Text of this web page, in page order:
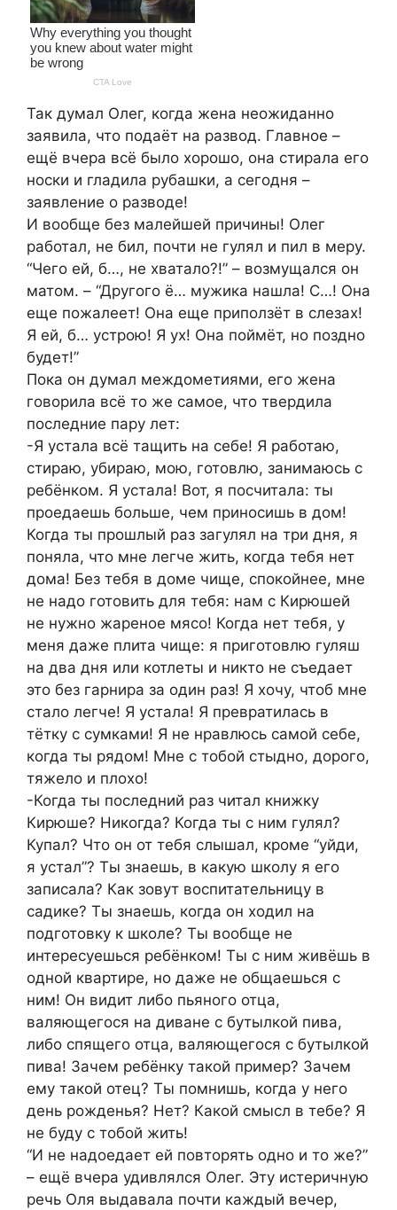
Так думал Олег, когда жена неожиданно
заявила, что подаёт на развод. Главное –
ещё вчера всё было хорошо, она стирала его
носки и гладила рубашки, а сегодня –
заявление о разводе!
И вообще без малейшей причины! Олег
работал, не бил, почти не гулял и пил в меру.
“Чего ей, б…, не хватало?!” – возмущался он
матом. – “Другого ё… мужика нашла! С…! Она
еще пожалеет! Она еще приползёт в слезах!
Я ей, б… устрою! Я ух! Она поймёт, но поздно
будет!”
Пока он думал междометиями, его жена
говорила всё то же самое, что твердила
последние пару лет:
-Я устала всё тащить на себе! Я работаю,
стираю, убираю, мою, готовлю, занимаюсь с
ребёнком. Я устала! Вот, я посчитала: ты
проедаешь больше, чем приносишь в дом!
Когда ты прошлый раз загулял на три дня, я
поняла, что мне легче жить, когда тебя нет
дома! Без тебя в доме чище, спокойнее, мне
не надо готовить для тебя: нам с Кирюшей
не нужно жареное мясо! Когда нет тебя, у
меня даже плита чище: я приготовлю гуляш
на два дня или котлеты и никто не съедает
это без гарнира за один раз! Я хочу, чтоб мне
стало легче! Я устала! Я превратилась в
тётку с сумками! Я не нравлюсь самой себе,
когда ты рядом! Мне с тобой стыдно, дорого,
тяжело и плохо!
-Когда ты последний раз читал книжку
Кирюше? Никогда? Когда ты с ним гулял?
Купал? Что он от тебя слышал, кроме “уйди,
я устал”? Ты знаешь, в какую школу я его
записала? Как зовут воспитательницу в
садике? Ты знаешь, когда он ходил на
подготовку к школе? Ты вообще не
интересуешься ребёнком! Ты с ним живёшь в
одной квартире, но даже не общаешься с
ним! Он видит либо пьяного отца,
валяющегося на диване с бутылкой пива,
либо спящего отца, валяющегося с бутылкой
пива! Зачем ребёнку такой пример? Зачем
ему такой отец? Ты помнишь, когда у него
день рожденья? Нет? Какой смысл в тебе? Я
не буду с тобой жить!
“И не надоедает ей повторять одно и то же?”
– ещё вчера удивлялся Олег. Эту истеричную
речь Оля выдавала почти каждый вечер,